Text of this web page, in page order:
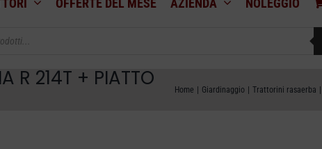
R 214T + PIATTO
Home Giardinaggio Trattorini rasaerba